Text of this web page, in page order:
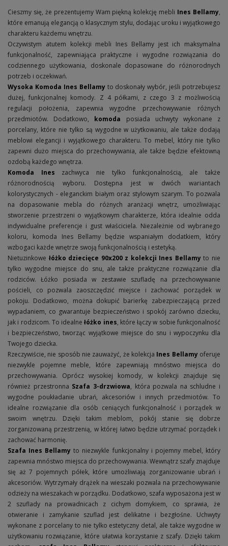
Cieszmy się, że prezentujemy Wam piękną kolekcję mebli Ines Bellamy,
które emanują elegancją o klasycznym stylu, dodając uroku i wyjątkowego
charakteru każdemu wnętrzu.
Oczywistym atutem kolekcji mebli Ines Bellamy jest ich maksymalna
funkcjonalność, zapewniająca praktyczne i wygodne rozwiązania do
codziennego użytkowania, doskonale dopasowane do różnorodnych
potrzeb i oczekiwań.
Wysoka Komoda Ines Bellamyto doskonały wybór, jeśli potrzebujesz
dużej, funkcjonalnej komody. Z 4 półkami, z czego 3 z możliwością
regulacji położenia, zapewnia wygodne przechowywanie różnych
przedmiotów. Dodatkowo,
komoda posiada uchwyty wykonane z
porcelany, które nie tylko są wygodne w użytkowaniu, ale także dodają
meblowi elegancji i wyjątkowego charakteru. To mebel, który nie tylko
zapewni dużo miejsca do przechowywania, ale także będzie efektowną
ozdobą każdego wnętrza.
Komoda Ines zachwyca nie tylko funkcjonalnością, ale także
różnorodnością wyboru. Dostępna jest w dwóch wariantach
kolorystycznych - eleganckim białym oraz stylowym szarym. To pozwala
na dopasowanie mebla do różnych aranżacji wnętrz, umożliwiając
stworzenie przestrzeni o wyjątkowym charakterze, która idealnie odda
indywidualne preferencje i gust właściciela. Niezależnie od wybranego
koloru, komoda Ines Bellamy będzie wspaniałym dodatkiem, który
wzbogaci każde wnętrze swoją funkcjonalnością i estetyką.
Nietuzinkowe łóżko dziecięce 90x200 z kolekcji Ines Bellamy to nie
tylko wygodne miejsce do snu, ale także praktyczne rozwiązanie dla
rodziców. Łóżko posiada w zestawie szufladę na przechowywanie
pościeli, co pozwala zaoszczędzić miejsce i zachować porządek w
pokoju. Dodatkowo, można dokupić barierkę zabezpieczającą przed
wypadaniem, co gwarantuje bezpieczeństwo i spokój zarówno dziecku,
jak i rodzicom. To idealne łóżko ines, które łączy w sobie funkcjonalność
i bezpieczeństwo, tworząc wyjątkowe miejsce do snu i wypoczynku dla
Twojego dziecka.
Rzeczywiście, nie sposób nie zauważyć, że kolekcja Ines Bellamy oferuje
niezwykle pojemne meble, które zapewniają mnóstwo miejsca do
przechowywania. Oprócz wysokiej komody, w kolekcji znajduje się
również przestronna Szafa 3-drzwiowa, która pozwala na schludne i
wygodne poukładanie ubrań, akcesoriów i innych przedmiotów. To
idealne rozwiązanie dla osób ceniących funkcjonalność i porządek w
swoim wnętrzu. Dzięki takim meblom, pokój stanie się dobrze
zorganizowaną przestrzenią, w której łatwo będzie utrzymać porządek i
zachować harmonię.
Szafa Ines Bellamy to niezwykle funkcjonalny i pojemny mebel, który
zapewnia mnóstwo miejsca do przechowywania. Wewnątrz szafy znajduje
się aż 7 pojemnych półek, które umożliwiają zorganizowanie ubrań i
akcesoriów. Wytrzymały drążek na wieszaki pozwala na przechowywanie
odzieży na wieszakach w porządku. Dodatkowo, szafa wyposażona jest w
2 szuflady na prowadnicach z cichym domykiem, co sprawia, że
otwieranie i zamykanie szuflad jest delikatne i bezgłośne. Uchwyty
wykonane z porcelany to nie tylko estetyczny detal, ale także wygodne w
użytkowaniu rozwiązanie, które ułatwia korzystanie z szafy. Dzięki takim